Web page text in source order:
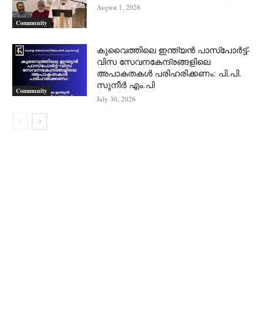
Community
August 1, 2026
Community
കുവൈത്തിലെ ഇന്ത്യൻ പാസ്‌പോർട്ട്-
വിസ സേവനകേന്ദ്രങ്ങളിലെ
അപാകതകൾ പരിഹരിക്കണം: പി.പി.
സുനീർ എം.പി
July 30, 2026